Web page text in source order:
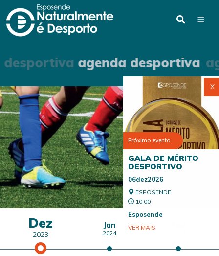
X
Próximo evento
GALA DE MÉRITO
DESPORTIVO
06dez2026
ESPOSENDE
10:00
Esposende
VER MAIS
agenda desportiva
Dez
2023
Jan
2024